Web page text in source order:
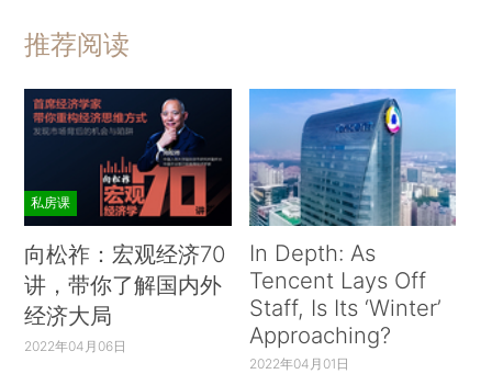
推荐阅读
私房课
向松祚：宏观经济70
讲，带你了解国内外
经济大局
2022年04月06日
In Depth: As
Tencent Lays Off
Staff, Is Its ‘Winter’
Approaching?
2022年04月01日